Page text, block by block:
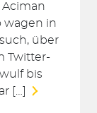
wagen in
über
Twitter-
bis
[…]